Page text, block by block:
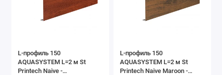
L-профиль 150
AQUASYSTEM L=2 м St
Printech Naive -
L-профиль 150
AQUASYSTEM L=2 м St
Printech Naive Maroon -